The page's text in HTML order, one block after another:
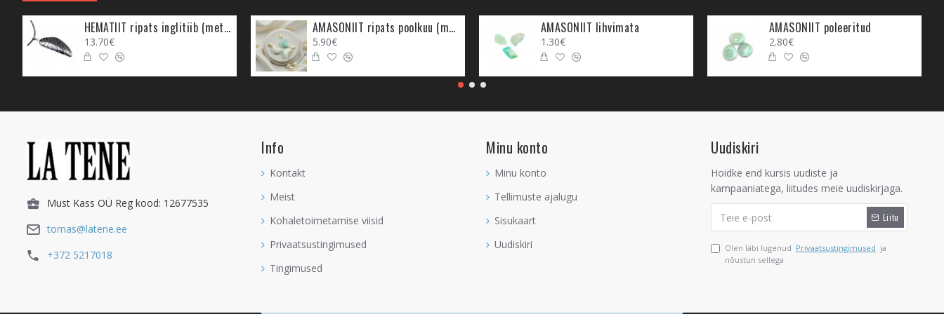
Armastamine
Akvamariin õpetab armastama ja ennekõike iseennast armastama ning aktsepteerima. Akvamariin näitab sulle seda, et kui
sa ei armasta iseennast ehk sa ei ole endaga rahul, siis mitte keegi teine ei saa ka sind armastada. Kui me tekitame endale
selliseid emotsioone sisse, et me anname enesehävituslikke signaale, siis armastus ei saa ellu tulla.
suhe on kuidagi "kinni" jäänud, siis Akvamariin aitab värskendada teie tundeid.
Akvamariini kristalli kasuta armastusekristallide komplekti loomisel. Armastusekristalle hoitakse magamistoas või kodu
Lõunapoolses piirkonnas.
sümboliseerib armastust ja kui sa tahad enda ellu või suhtesse armastust ligi
kutsuda, siis hoia Akvamariini seal piirkonnas. Sa võid luua sinna spetsiaalse armastusekristallide aluse või mõne taime potti
Akvamariin on abieluõnne üks peamistest kristallidest. Seda kantakse selleks, et suhet sinu ja kaaslase vahel muuta
sügavamõttelisemaks. Akvamariin toob abiellunutele energeetiliselt õnne, hoides kahte hinge tugeva liiduna koos.
HEMATIIT ripats inglitiib (metall)
13.70€
AMASONIIT ripats poolkuu (metall)
5.90€
AMASONIIT lihvimata
1.30€
AMASONIIT poleeritud
2.80€
Must Kass OÜ Reg kood: 12677535
tomas@latene.ee
+372 5217018
Info
Kontakt
Meist
Kohaletoimetamise viisid
Privaatsustingimused
Tingimused
Minu konto
Minu konto
Tellimuste ajalugu
Sisukaart
Uudiskiri
Uudiskiri
Hoidke end kursis uudiste ja
kampaaniatega, liitudes meie uudiskirjaga.
Liitu
Olen läbi lugenud Privaatsustingimused ja
nõustun sellega